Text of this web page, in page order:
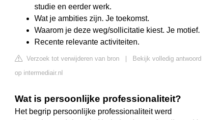
studie en eerder werk.
Wat je ambities zijn. Je toekomst.
Waarom je deze weg/sollicitatie kiest. Je motief.
Recente relevante activiteiten.
Verzoek tot verwijderen van bron
Bekijk volledig antwoord
op intermediair.nl
Wat is persoonlijke professionaliteit?
Het begrip persoonlijke professionaliteit werd